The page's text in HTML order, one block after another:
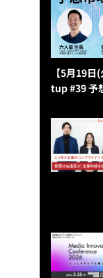
【5月19
tup #39 予